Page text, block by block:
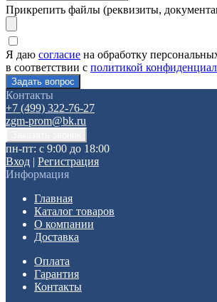
Прикрепить файлы (реквизиты,
Я даю согласие на обработку
в соответствии с политикой
Контакты
+7 (499) 322-76-27
zgm-prom@bk.ru
пн-пт: с 9:00 до 18:00
Вход | Регистрация
Информация
Главная
Каталог товаров
О компании
Доставка
Оплата
Гарантия
Контакты